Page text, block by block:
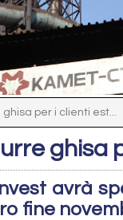
per i clienti est...
ghisa
avrà
fine